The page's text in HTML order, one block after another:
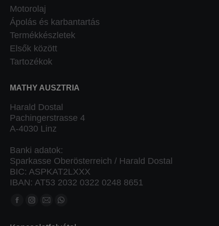
Motorolaj
Ápolás és karbantartás
Termékkészletek
Elsők között
Tartozékok
MATHY AUSZTRIA
Harald Dostal
Pachingerstrasse 4
A-4030 Linz
Banki adatok:
Sparkasse Oberösterreich / Harald Dostal
BIC: ASPKAT2LXXX
IBAN: AT53 2032 0322 0248 8651
Keressen minket:
Facebook
Instagram
MailWhatsapp